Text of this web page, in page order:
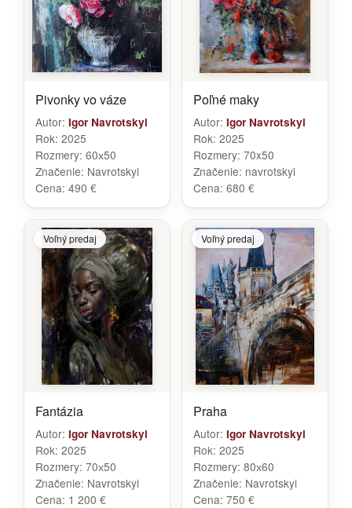
Pivonky vo váze
Autor: Igor Navrotskyi
Rok: 2025
Rozmery: 60х50
Značenie: Navrotskyi
Cena: 490 €
Poľné maky
Autor: Igor Navrotskyi
Rok: 2025
Rozmery: 70x50
Značenie: navrotskyi
Cena: 680 €
Voľný predaj
Fantázia
Autor: Igor Navrotskyi
Rok: 2025
Rozmery: 70х50
Značenie: Navrotskyi
Cena: 1 200 €
Voľný predaj
Praha
Autor: Igor Navrotskyi
Rok: 2025
Rozmery: 80х60
Značenie: Navrotskyi
Cena: 750 €